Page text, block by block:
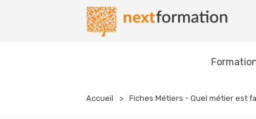
Nextformation
Accueil Fiches Métiers - Quel métier est
Gestion des consentements